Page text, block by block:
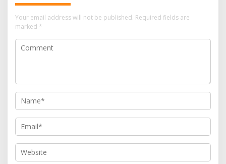
Your email address will not be published. Required fields are
marked *